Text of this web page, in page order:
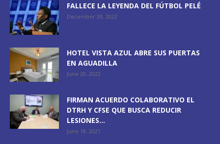
FALLECE LA LEYENDA DEL FÚTBOL PELÉ
December 29, 2022
HOTEL VISTA AZUL ABRE SUS PUERTAS
EN AGUADILLA
June 20, 2022
FIRMAN ACUERDO COLABORATIVO EL
DTRH Y CFSE QUE BUSCA REDUCIR
LESIONES...
June 18, 2021